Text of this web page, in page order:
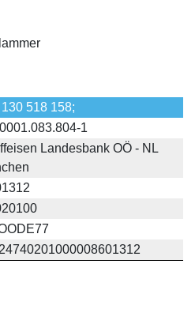
518 158;
1
Landesbank OÖ - NL